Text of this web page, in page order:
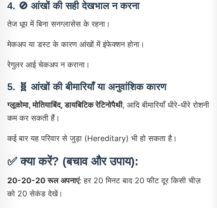
4. 🚫 आंखों की सही देखभाल न करना
तेज धूप में बिना सनग्लासेस के रहना।
मेकअप या डस्ट के कारण आंखों में इंफेक्शन होना।
रेगुलर आई चेकअप न कराना।
5. 🧬 आंखों की बीमारियाँ या अनुवांशिक कारण
ग्लूकोमा, मोतियाबिंद, डायबिटिक रेटिनोपैथी, आदि बीमारियाँ धीरे-धीरे रोशनी
कम कर सकती हैं।
कई बार यह परिवार से जुड़ा (hereditary) भी हो सकता है।
✅क्या करें? (बचाव और उपाय):
20-20-20 रूल अपनाएं: हर 20 मिनट बाद 20 फीट दूर किसी चीज़
को 20 सेकंड देखें।